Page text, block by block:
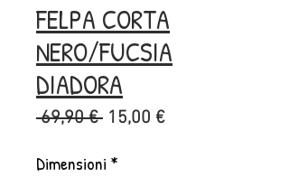
FELPA CORTA
NERO/FUCSIA
DIADORA
69,90 € Prezzo
15,00 €Prezzo
Dimensioni *